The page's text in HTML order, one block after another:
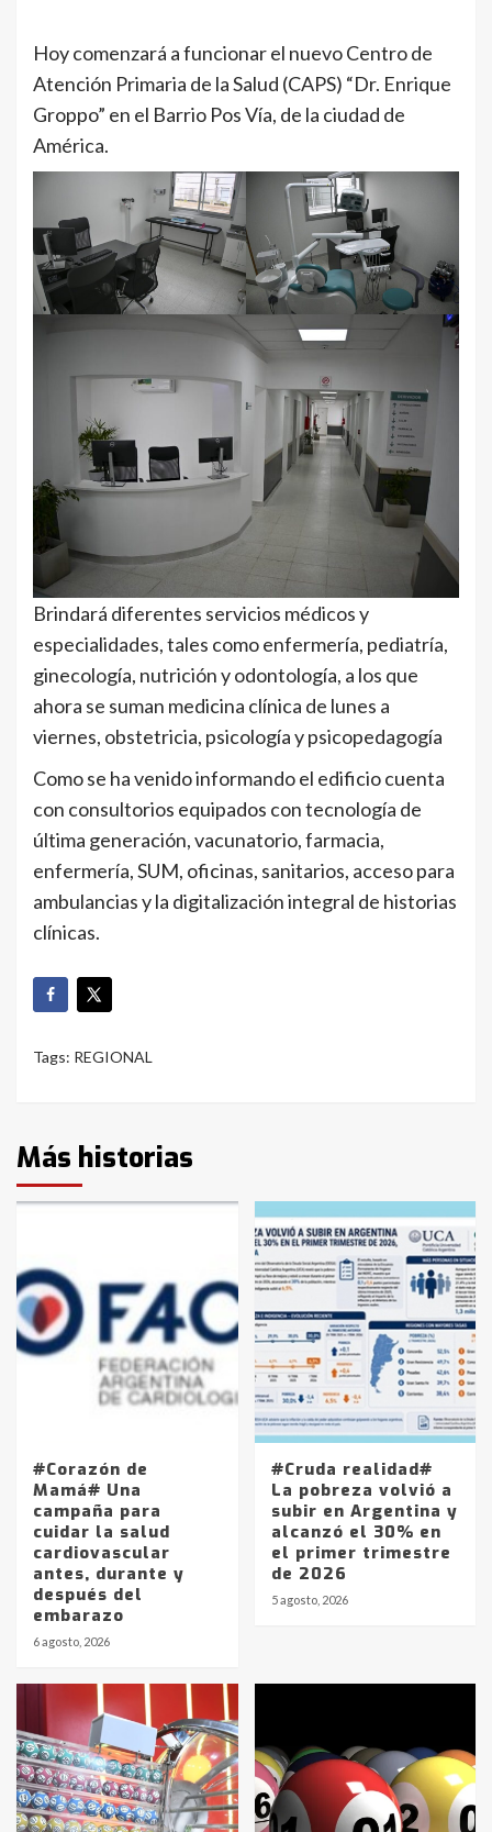
Hoy comenzará a funcionar el nuevo Centro de
Atención Primaria de la Salud (CAPS) “Dr. Enrique
Groppo” en el Barrio Pos Vía, de la ciudad de
América.
Brindará diferentes servicios médicos y
especialidades, tales como enfermería, pediatría,
ginecología, nutrición y odontología, a los que
ahora se suman medicina clínica de lunes a
viernes, obstetricia, psicología y psicopedagogía
Como se ha venido informando el edificio cuenta
con consultorios equipados con tecnología de
última generación, vacunatorio, farmacia,
enfermería, SUM, oficinas, sanitarios, acceso para
ambulancias y la digitalización integral de historias
clínicas.
Tags: REGIONAL
Más historias
#Corazón de
Mamá# Una
campaña para
cuidar la salud
cardiovascular
antes, durante y
después del
embarazo
6 agosto, 2026
#Cruda realidad#
La pobreza volvió a
subir en Argentina y
alcanzó el 30% en
el primer trimestre
de 2026
5 agosto, 2026